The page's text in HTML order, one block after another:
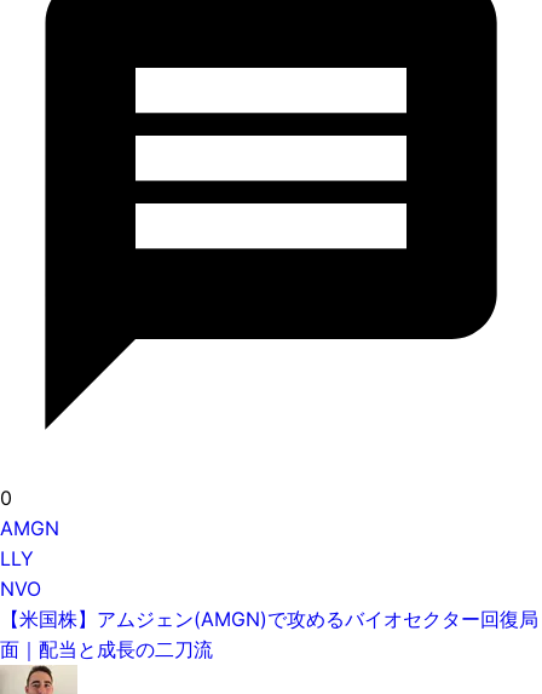
0
AMGN
LLY
NVO
【米国株】アムジェン(AMGN)で攻めるバイオセクター回復局
面｜配当と成長の二刀流